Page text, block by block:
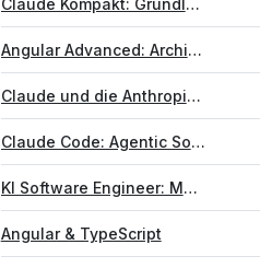
Claude Kompakt: Grundlagen, Prompting und Platform
Angular Advanced: Architektur, Qualität & Mono-Repositories
Claude und die Anthropic Platform
Claude Code: Agentic Software Engineering
KI Software Engineer: Modul 2 - Evals, Multi-Agentic-Workflows
Angular & TypeScript